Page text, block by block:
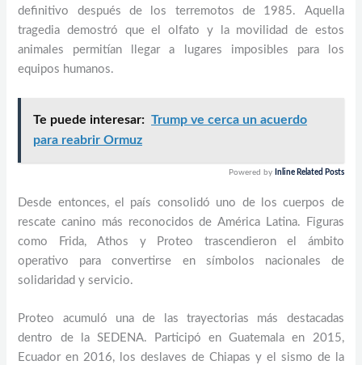
definitivo después de los terremotos de 1985. Aquella
tragedia demostró que el olfato y la movilidad de estos
animales permitían llegar a lugares imposibles para los
equipos humanos.
Te puede interesar: Trump ve cerca un acuerdo
para reabrir Ormuz
Powered by Inline Related Posts
Desde entonces, el país consolidó uno de los cuerpos de
rescate canino más reconocidos de América Latina. Figuras
como Frida, Athos y Proteo trascendieron el ámbito
operativo para convertirse en símbolos nacionales de
solidaridad y servicio.
Proteo acumuló una de las trayectorias más destacadas
dentro de la SEDENA. Participó en Guatemala en 2015,
Ecuador en 2016, los deslaves de Chiapas y el sismo de la